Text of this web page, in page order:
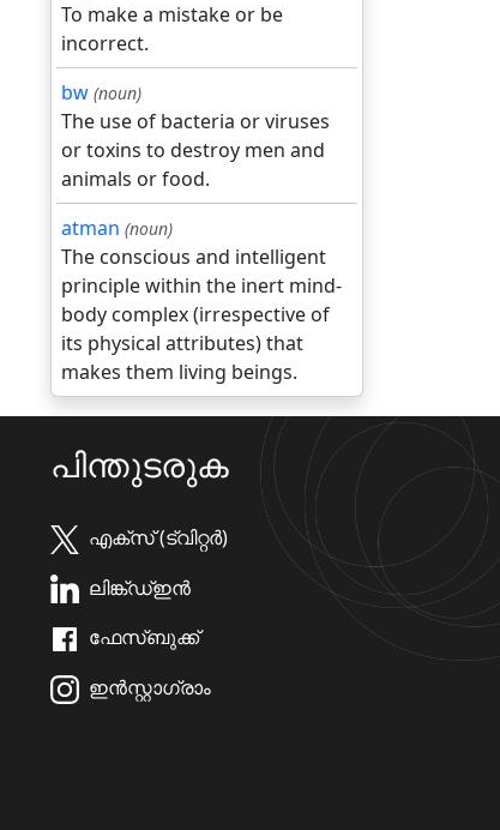
To make a mistake or be
incorrect.
bw (noun)
The use of bacteria or viruses
or toxins to destroy men and
animals or food.
atman (noun)
The conscious and intelligent
principle within the inert mind-
body complex (irrespective of
its physical attributes) that
makes them living beings.
പിന്തുടരുക
എക്സ് (ട്വിറ്റർ)
ലിങ്ക്ഡ്ഇൻ
ഫേസ്ബുക്ക്
ഇൻസ്റ്റാഗ്രാം